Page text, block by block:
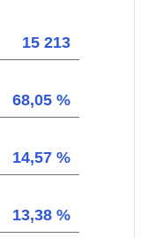
15 213
68,05 %
14,57 %
13,38 %